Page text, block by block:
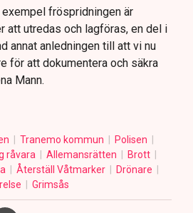
fröspridningen är
att utredas och lagföras, en del i
annat anledningen till att vi nu
för att dokumentera och säkra
Mann.
Tranemo kommun
Polisen
råvara
Allemansrätten
Brott
Återställ Våtmarker
Drönare
Grimsås